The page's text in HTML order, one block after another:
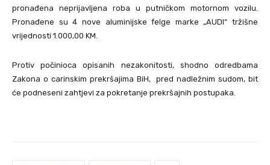
pronađena neprijavljena roba u putničkom motornom vozilu.
Pronađene su 4 nove aluminijske felge marke „AUDI“ tržišne
vrijednosti 1.000,00 KM.
Protiv počinioca opisanih nezakonitosti, shodno odredbama
Zakona o carinskim prekršajima BiH, pred nadležnim sudom, bit
će podneseni zahtjevi za pokretanje prekršajnih postupaka.